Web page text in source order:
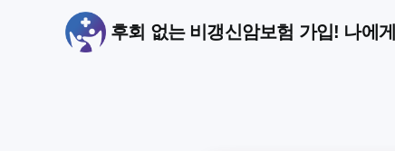
후회 없는 비갱신암보험 가입! 나에